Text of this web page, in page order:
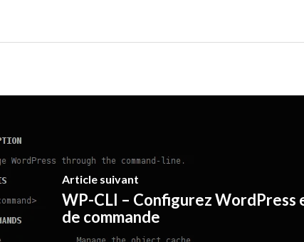
Article suivant
WP-CLI – Configurez WordPress
de commande